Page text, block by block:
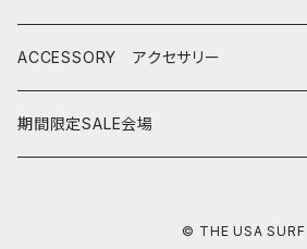
HAWAIIAN PRO DESIGNS
CEANO SURFBOARDS
SOFTBOARDS ソフトボード
CATCH SURF
DECKPAD
BOARD CASE
VISSLA
T-SHIRTS
SHOES
ACCESSORY アクセサリー
期間限定SALE会場
© THE USA SURF